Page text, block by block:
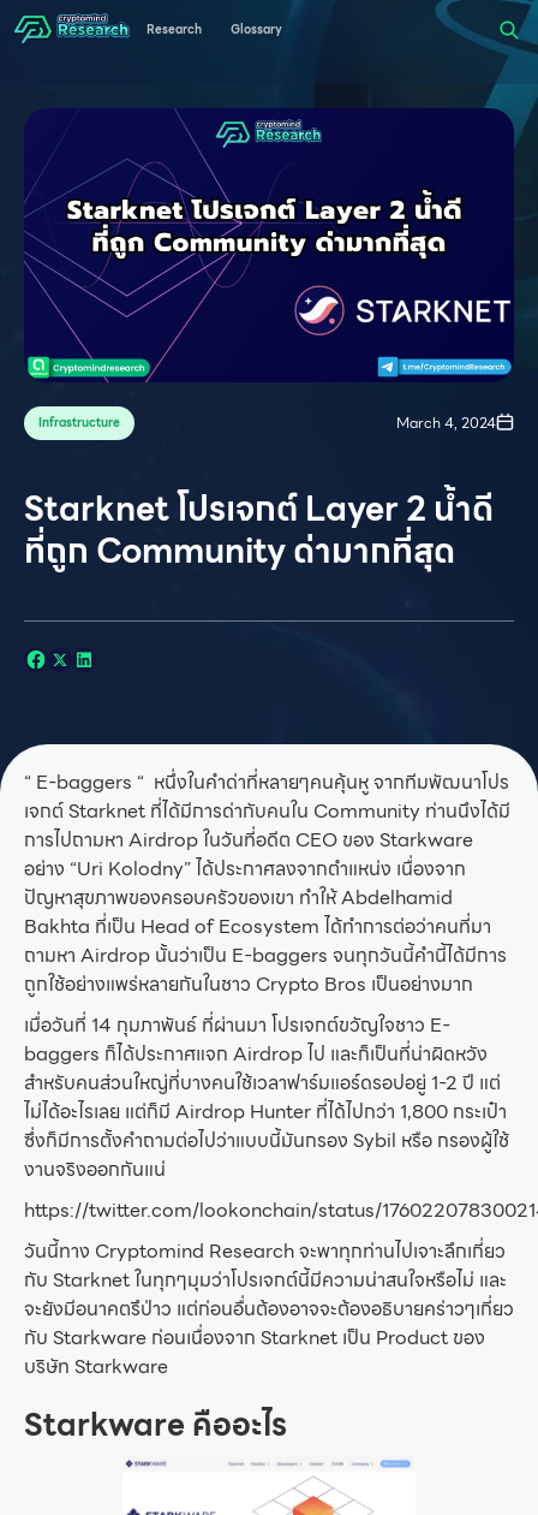
Research Glossary
Infrastructure March 4, 2024
Starknet โปรเจกต์ Layer 2 นํ้าดี
ที่ถูก Community ด่ามากที่สุด
“ E-baggers “ หนึ่งในคำด่าที่หลายๆคนคุ้นหู จากทีมพัฒนาโปร
เจกต์ Starknet ที่ได้มีการด่ากับคนใน Community ท่านนึงได้มี
การไปถามหา Airdrop ในวันที่อดีต CEO ของ Starkware
อย่าง “Uri Kolodny” ได้ประกาศลงจากตำแหน่ง เนื่องจาก
ปัญหาสุขภาพของครอบครัวของเขา ทำให้ Abdelhamid
Bakhta ที่เป็น Head of Ecosystem ได้ทำการต่อว่าคนที่มา
ถามหา Airdrop นั้นว่าเป็น E-baggers จนทุกวันนี้คำนี้ได้มีการ
ถูกใช้อย่างแพร่หลายกันในชาว Crypto Bros เป็นอย่างมาก
เมื่อวันที่ 14 กุมภาพันธ์ ที่ผ่านมา โปรเจกต์ขวัญใจชาว E-
baggers ก็ได้ประกาศแจก Airdrop ไป และก็เป็นที่น่าผิดหวัง
สำหรับคนส่วนใหญ่ที่บางคนใช้เวลาฟาร์มแอร์ดรอปอยู่ 1-2 ปี แต่
ไม่ได้อะไรเลย แต่ก็มี Airdrop Hunter ที่ได้ไปกว่า 1,800 กระเป๋า
ซึ่งก็มีการตั้งคำถามต่อไปว่าแบบนี้มันกรอง Sybil หรือ กรองผู้ใช้
งานจริงออกกันแน่
https://twitter.com/lookonchain/status/
วันนี้ทาง Cryptomind Research จะพาทุกท่านไปเจาะลึกเกี่ยว
กับ Starknet ในทุกๆมุมว่าโปรเจกต์นี้มีความน่าสนใจหรือไม่ และ
จะยังมีอนาคตรึป่าว แต่ก่อนอื่นต้องอาจจะต้องอธิบายคร่าวๆเกี่ยว
กับ Starkware ก่อนเนื่องจาก Starknet เป็น Product ของ
บริษัท Starkware
Starkware คืออะไร